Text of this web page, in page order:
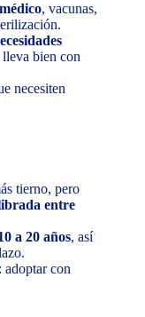
, vacunas,
lleva bien con
necesiten
tierno, pero
entre
a 20 años, así
adoptar con